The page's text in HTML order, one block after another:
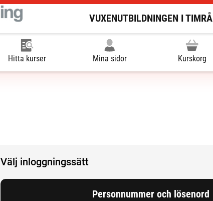
VUXENUTBILDNINGEN I TIMRÅ
Hitta kurser Mina sidor Kurskorg
Välj inloggningssätt
Personnummer och lösenord